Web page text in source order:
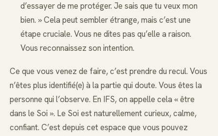
d’essayer de me protéger. Je sais que tu veux mon
bien. » Cela peut sembler étrange, mais c’est une
étape cruciale. Vous ne dites pas qu’elle a raison.
Vous reconnaissez son intention.
Ce que vous venez de faire, c’est prendre du recul. Vous
n’êtes plus identifié(e) à la partie qui doute. Vous êtes la
personne qui l’observe. En IFS, on appelle cela « être
dans le Soi ». Le Soi est naturellement curieux, calme,
confiant. C’est depuis cet espace que vous pouvez